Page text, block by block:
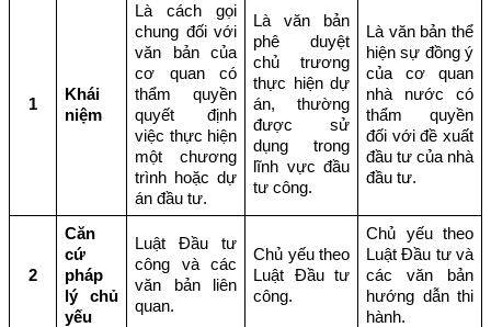
1
Khái
niệm
Là cách gọi
chung đối với
văn bản của
cơ quan có
thẩm quyền
quyết định
việc thực hiện
một chương
trình hoặc dự
án đầu tư.
Là văn bản
phê duyệt
chủ trương
thực hiện dự
án, thường
được sử
dụng trong
lĩnh vực đầu
tư công.
Là văn bản thể
hiện sự đồng ý
của cơ quan
nhà nước có
thẩm quyền
đối với đề xuất
đầu tư của nhà
đầu tư.
2
Căn
cứ
pháp
lý chủ
yếu
Luật Đầu tư
công và các
văn bản liên
quan.
Chủ yếu theo
Luật Đầu tư
công.
Chủ yếu theo
Luật Đầu tư và
các văn bản
hướng dẫn thi
hành.